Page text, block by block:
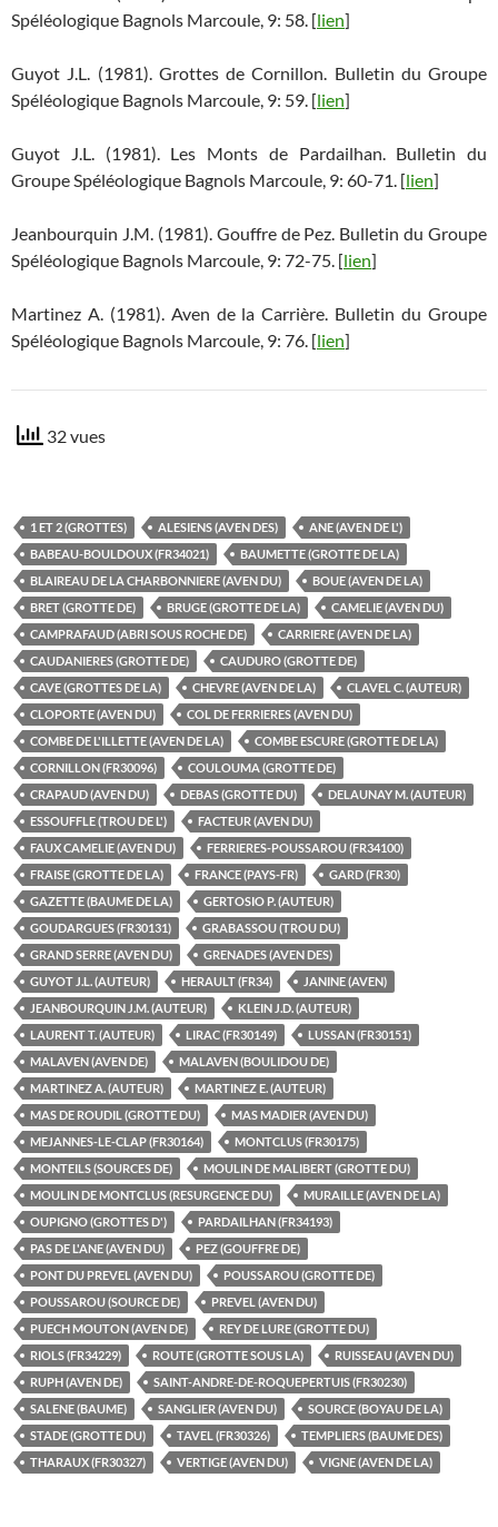
Spéléologique Bagnols Marcoule, 9: 58. [lien]
Guyot J.L. (1981). Grottes de Cornillon. Bulletin du Groupe
Spéléologique Bagnols Marcoule, 9: 59. [lien]
Guyot J.L. (1981). Les Monts de Pardailhan. Bulletin du
Groupe Spéléologique Bagnols Marcoule, 9: 60-71. [lien]
Jeanbourquin J.M. (1981). Gouffre de Pez. Bulletin du Groupe
Spéléologique Bagnols Marcoule, 9: 72-75. [lien]
Martinez A. (1981). Aven de la Carrière. Bulletin du Groupe
Spéléologique Bagnols Marcoule, 9: 76. [lien]
32 vues
1 ET 2 (GROTTES) ALESIENS (AVEN DES)
ANE (AVEN DE L')
BABEAU-BOULDOUX (FR34021)
BAUMETTE (GROTTE DE LA)
BLAIREAU DE LA CHARBONNIERE (AVEN DU)
BOUE (AVEN DE LA)
BRET (GROTTE DE)
BRUGE (GROTTE DE LA)
CAMELIE (AVEN DU)
CAMPRAFAUD (ABRI SOUS ROCHE DE)
CARRIERE (AVEN DE LA)
CAUDANIERES (GROTTE DE)
CAUDURO (GROTTE DE)
CAVE (GROTTES DE LA)
CHEVRE (AVEN DE LA)
CLAVEL C. (AUTEUR)
CLOPORTE (AVEN DU)
COL DE FERRIERES (AVEN DU)
COMBE DE L'ILLETTE (AVEN DE LA)
COMBE ESCURE (GROTTE DE LA)
CORNILLON (FR30096)
COULOUMA (GROTTE DE)
CRAPAUD (AVEN DU)
DEBAS (GROTTE DU)
DELAUNAY M. (AUTEUR)
ESSOUFFLE (TROU DE L')
FACTEUR (AVEN DU)
FAUX CAMELIE (AVEN DU)
FERRIERES-POUSSAROU (FR34100)
FRAISE (GROTTE DE LA)
FRANCE (PAYS-FR)
GARD (FR30)
GAZETTE (BAUME DE LA)
GERTOSIO P. (AUTEUR)
GOUDARGUES (FR30131)
GRABASSOU (TROU DU)
GRAND SERRE (AVEN DU)
GRENADES (AVEN DES)
GUYOT J.L. (AUTEUR)
HERAULT (FR34)
JANINE (AVEN)
JEANBOURQUIN J.M. (AUTEUR)
KLEIN J.D. (AUTEUR)
LAURENT T. (AUTEUR)
LIRAC (FR30149)
LUSSAN (FR30151)
MALAVEN (AVEN DE)
MALAVEN (BOULIDOU DE)
MARTINEZ A. (AUTEUR)
MARTINEZ E. (AUTEUR)
MAS DE ROUDIL (GROTTE DU)
MAS MADIER (AVEN DU)
MEJANNES-LE-CLAP (FR30164)
MONTCLUS (FR30175)
MONTEILS (SOURCES DE)
MOULIN DE MALIBERT (GROTTE DU)
MOULIN DE MONTCLUS (RESURGENCE DU)
MURAILLE (AVEN DE LA)
OUPIGNO (GROTTES D')
PARDAILHAN (FR34193)
PAS DE L'ANE (AVEN DU)
PEZ (GOUFFRE DE)
PONT DU PREVEL (AVEN DU)
POUSSAROU (GROTTE DE)
POUSSAROU (SOURCE DE)
PREVEL (AVEN DU)
PUECH MOUTON (AVEN DE)
REY DE LURE (GROTTE DU)
RIOLS (FR34229)
ROUTE (GROTTE SOUS LA)
RUISSEAU (AVEN DU)
RUPH (AVEN DE)
SAINT-ANDRE-DE-ROQUEPERTUIS (FR30230)
SALENE (BAUME)
SANGLIER (AVEN DU)
SOURCE (BOYAU DE LA)
STADE (GROTTE DU)
TAVEL (FR30326)
TEMPLIERS (BAUME DES)
THARAUX (FR30327)
VERTIGE (AVEN DU) VIGNE (AVEN DE LA)